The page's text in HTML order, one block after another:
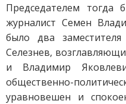
Председателем
журналист Семен
было два
Селезнев,
и Владимир
общественно-
уравновешен и